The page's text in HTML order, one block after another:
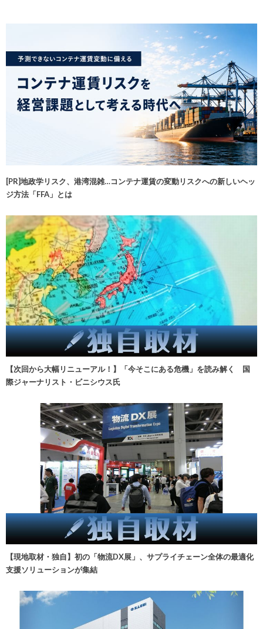
[PR]地政学リスク、港湾混雑…コンテナ運賃の変動リスクへの新しいヘッ
ジ方法「FFA」とは
【次回から大幅リニューアル！】「今そこにある危機」を読み解く 国
際ジャーナリスト・ビニシウス氏
【現地取材・独自】初の「物流DX展」、サプライチェーン全体の最適化
支援ソリューションが集結